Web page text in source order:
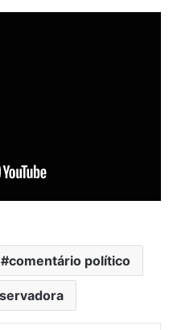
comentário político